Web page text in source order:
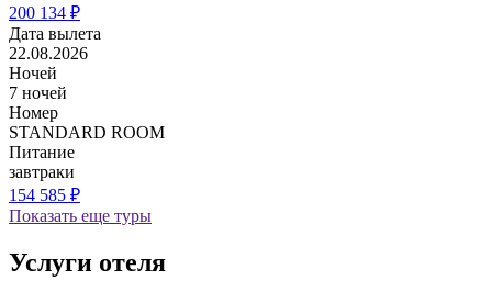
200 134 ₽
Дата вылета
22.08.2026
Ночей
7 ночей
Номер
STANDARD ROOM
Питание
завтраки
154 585 ₽
Показать еще туры
Услуги отеля